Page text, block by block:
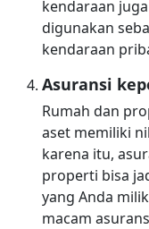
kendaraan
digunakan
kendaraan
Asuransi
Rumah dan
aset memiliki
karena itu,
properti bisa
yang Anda
macam